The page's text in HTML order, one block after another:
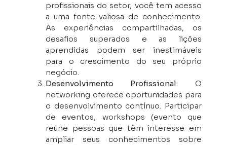
profissionais do setor, você tem acesso
a uma fonte valiosa de conhecimento.
As experiências compartilhadas, os
desafios superados e as lições
aprendidas podem ser inestimáveis
para o crescimento do seu próprio
negócio.
Desenvolvimento Profissional: O
networking oferece oportunidades para
o desenvolvimento contínuo. Participar
de eventos, workshops (evento que
reúne pessoas que têm interesse em
ampliar seus conhecimentos sobre